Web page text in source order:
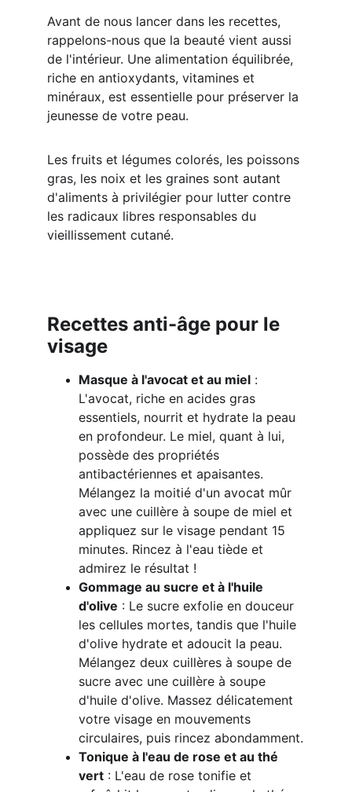
Avant de nous lancer dans les recettes,
rappelons-nous que la beauté vient aussi
de l'intérieur. Une alimentation équilibrée,
riche en antioxydants, vitamines et
minéraux, est essentielle pour préserver la
jeunesse de votre peau.
Les fruits et légumes colorés, les poissons
gras, les noix et les graines sont autant
d'aliments à privilégier pour lutter contre
les radicaux libres responsables du
vieillissement cutané.
Recettes anti-âge pour le
visage
Masque à l'avocat et au miel :
L'avocat, riche en acides gras
essentiels, nourrit et hydrate la peau
en profondeur. Le miel, quant à lui,
possède des propriétés
antibactériennes et apaisantes.
Mélangez la moitié d'un avocat mûr
avec une cuillère à soupe de miel et
appliquez sur le visage pendant 15
minutes. Rincez à l'eau tiède et
admirez le résultat !
Gommage au sucre et à l'huile
d'olive : Le sucre exfolie en douceur
les cellules mortes, tandis que l'huile
d'olive hydrate et adoucit la peau.
Mélangez deux cuillères à soupe de
sucre avec une cuillère à soupe
d'huile d'olive. Massez délicatement
votre visage en mouvements
circulaires, puis rincez abondamment.
Tonique à l'eau de rose et au thé
vert : L'eau de rose tonifie et